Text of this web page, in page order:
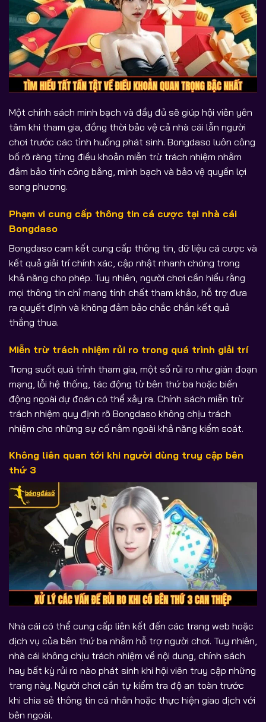
Một chính sách minh bạch và đầy đủ sẽ giúp hội viên yên
tâm khi tham gia, đồng thời bảo vệ cả nhà cái lẫn người
chơi trước các tình huống phát sinh. Bongdaso luôn công
bố rõ ràng từng điều khoản miễn trừ trách nhiệm nhằm
đảm bảo tính công bằng, minh bạch và bảo vệ quyền lợi
song phương.
Phạm vi cung cấp thông tin cá cược tại nhà cái
Bongdaso
Bongdaso cam kết cung cấp thông tin, dữ liệu cá cược và
kết quả giải trí chính xác, cập nhật nhanh chóng trong
khả năng cho phép. Tuy nhiên, người chơi cần hiểu rằng
mọi thông tin chỉ mang tính chất tham khảo, hỗ trợ đưa
ra quyết định và không đảm bảo chắc chắn kết quả
thắng thua.
Miễn trừ trách nhiệm rủi ro trong quá trình giải trí
Trong suốt quá trình tham gia, một số rủi ro như gián đoạn
mạng, lỗi hệ thống, tác động từ bên thứ ba hoặc biến
động ngoài dự đoán có thể xảy ra. Chính sách miễn trừ
trách nhiệm quy định rõ Bongdaso không chịu trách
nhiệm cho những sự cố nằm ngoài khả năng kiểm soát.
Không liên quan tới khi người dùng truy cập bên
thứ 3
Nhà cái có thể cung cấp liên kết đến các trang web hoặc
dịch vụ của bên thứ ba nhằm hỗ trợ người chơi. Tuy nhiên,
nhà cái không chịu trách nhiệm về nội dung, chính sách
hay bất kỳ rủi ro nào phát sinh khi hội viên truy cập những
trang này. Người chơi cần tự kiểm tra độ an toàn trước
khi chia sẻ thông tin cá nhân hoặc thực hiện giao dịch với
bên ngoài.